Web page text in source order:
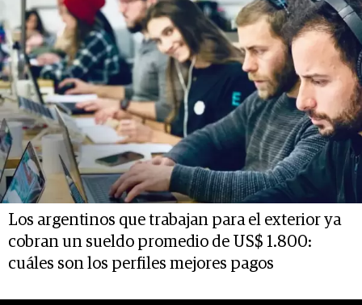
Los argentinos que trabajan para el exterior ya
cobran un sueldo promedio de US$ 1.800:
cuáles son los perfiles mejores pagos